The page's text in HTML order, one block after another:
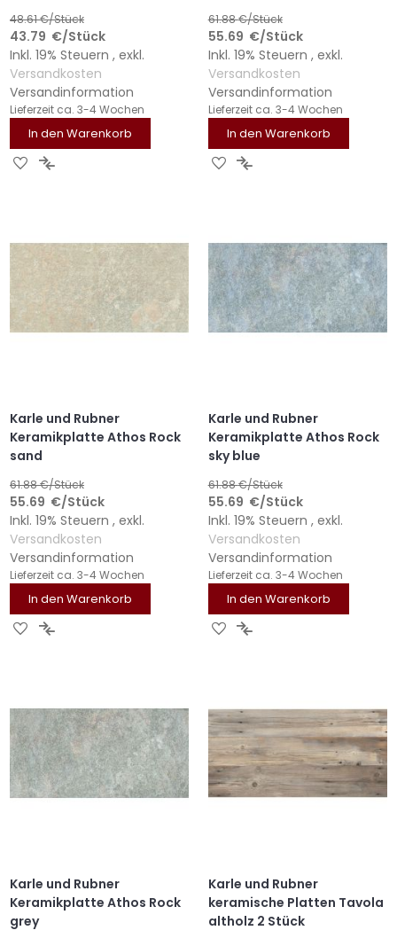
48.61€/Stück
43.79 €/Stück
Inkl. 19% Steuern , exkl.
Versandkosten
Versandinformation
Lieferzeit ca. 3-4 Wochen
In den Warenkorb
ZURZUR
61.88€/Stück
55.69 €/Stück
Inkl. 19% Steuern , exkl.
Versandkosten
Versandinformation
Lieferzeit ca. 3-4 Wochen
In den Warenkorb
ZURZUR
Karle und Rubner
Keramikplatte Athos Rock
sand
61.88€/Stück
55.69 €/Stück
Inkl. 19% Steuern , exkl.
Versandkosten
Versandinformation
Lieferzeit ca. 3-4 Wochen
In den Warenkorb
ZURZUR
Karle und Rubner
Keramikplatte Athos Rock
sky blue
61.88€/Stück
55.69 €/Stück
Inkl. 19% Steuern , exkl.
Versandkosten
Versandinformation
Lieferzeit ca. 3-4 Wochen
In den Warenkorb
ZURZUR
Karle und Rubner
Keramikplatte Athos Rock
grey
Karle und Rubner
keramische Platten Tavola
altholz 2 Stück